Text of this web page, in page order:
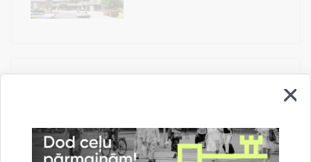
Publiskā apspriešana angāra būvniecībai
Veids
Būvniecības iecere